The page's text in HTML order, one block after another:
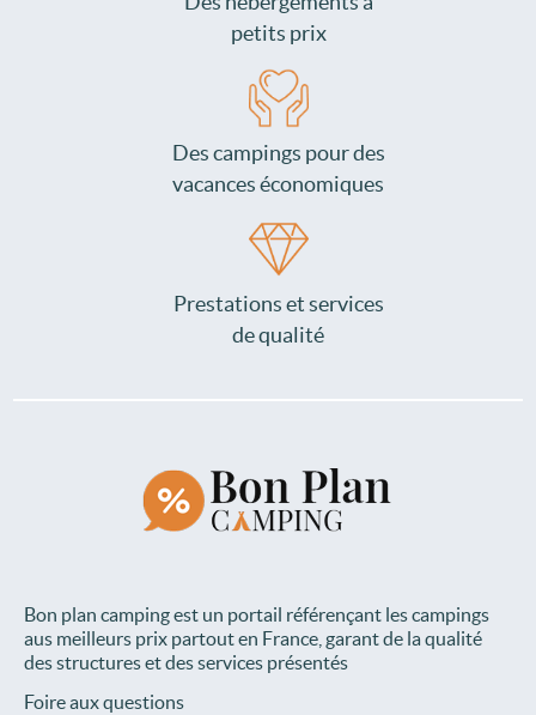
petits prix
Des campings pour des
vacances économiques
Prestations et services
de qualité
Bon plan camping est un portail référençant les campings
aus meilleurs prix partout en France, garant de la qualité
des structures et des services présentés
Foire aux questions